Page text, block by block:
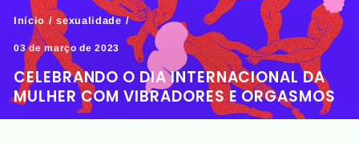
Início / sexualidade /
03 de março de 2023
CELEBRANDO O DIA INTERNACIONAL DA
MULHER COM VIBRADORES E ORGASMOS